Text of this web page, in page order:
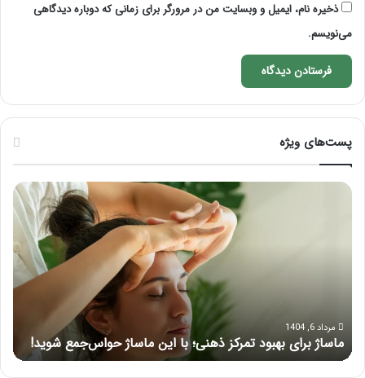
ذخیره نام، ایمیل و وبسایت من در مرورگر برای زمانی که دوباره دیدگاهی
می‌نویسم.
پست‌های ویژه
ماساژ
حواس‌جمع
شوید!
مرداد 6, 1404
ماساژ برای بهبود تمرکز ذهنی؛ با این ماساژ حواس‌جمع شوید!
از